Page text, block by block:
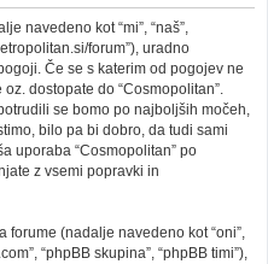
j
navedeno kot “mi”, “naš”,
forum”), uradno
Če se s katerim od pogojev ne
dostopate do “Cosmopolitan”.
se bomo po najboljših močeh,
bilo pa bi dobro, da tudi sami
uporaba “Cosmopolitan” po
z vsemi popravki in
forume (nadalje navedeno kot “oni”,
“phpBB skupina”, “phpBB timi”),